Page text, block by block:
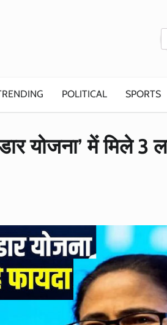
POLITICAL SPORTS
योजना’ में मिले 3